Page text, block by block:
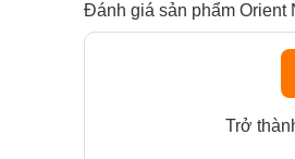
Đánh giá sản phẩm Orient
Trở